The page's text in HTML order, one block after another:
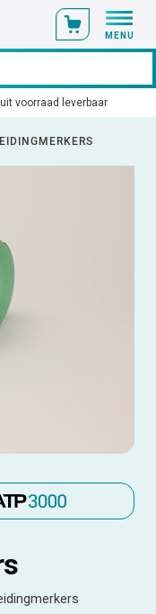
MENU
voorraad leverbaar